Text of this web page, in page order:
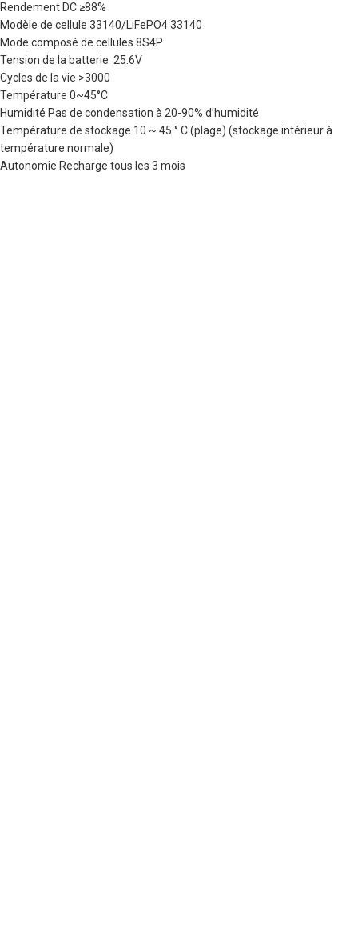
Rendement DC ≥88%
Modèle de cellule 33140/LiFePO4 33140
Mode composé de cellules 8S4P
Tension de la batterie 25.6V
Cycles de la vie >3000
Température 0~45°C
Humidité Pas de condensation à 20-90% d’humidité
Température de stockage 10 ~ 45 ° C (plage) (stockage intérieur à
température normale)
Autonomie Recharge tous les 3 mois